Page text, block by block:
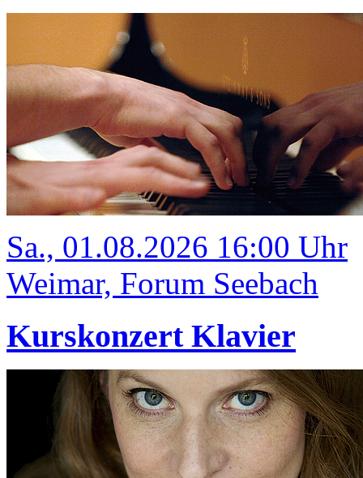
Sa., 01.08.2026 16:00 Uhr
Weimar, Forum Seebach
Kurskonzert Klavier